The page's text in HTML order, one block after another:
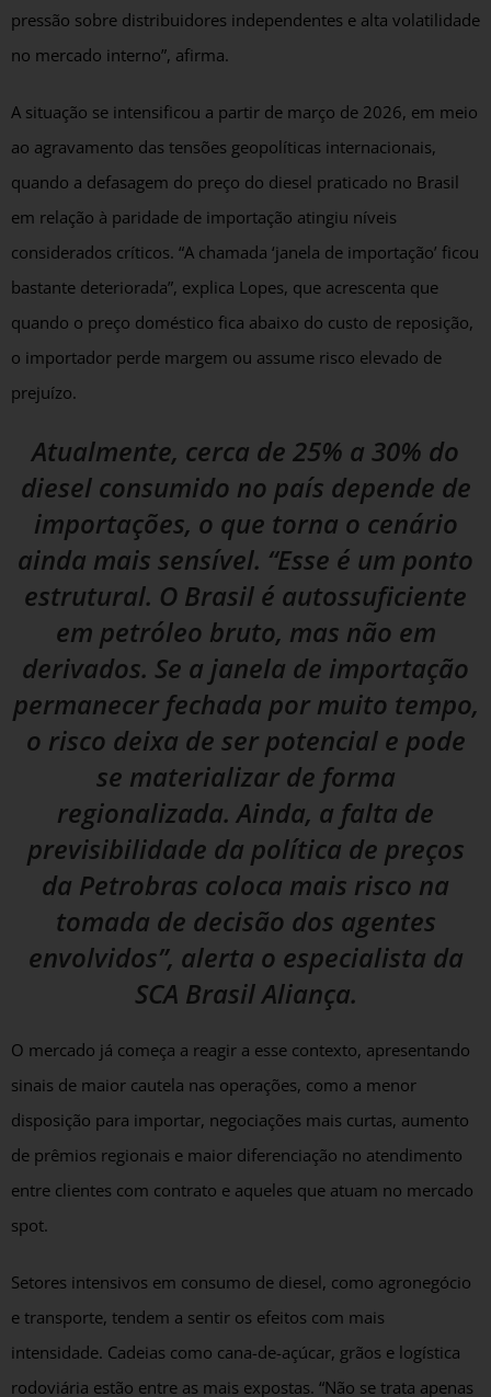
pressão sobre distribuidores independentes e alta volatilidade
no mercado interno”, afirma.
A situação se intensificou a partir de março de 2026, em meio
ao agravamento das tensões geopolíticas internacionais,
quando a defasagem do preço do diesel praticado no Brasil
em relação à paridade de importação atingiu níveis
considerados críticos. “A chamada ‘janela de importação’ ficou
bastante deteriorada”, explica Lopes, que acrescenta que
quando o preço doméstico fica abaixo do custo de reposição,
o importador perde margem ou assume risco elevado de
prejuízo.
Atualmente, cerca de 25% a 30% do
diesel consumido no país depende de
importações, o que torna o cenário
ainda mais sensível. “Esse é um ponto
estrutural. O Brasil é autossuficiente
em petróleo bruto, mas não em
derivados. Se a janela de importação
permanecer fechada por muito tempo,
o risco deixa de ser potencial e pode
se materializar de forma
regionalizada. Ainda, a falta de
previsibilidade da política de preços
da Petrobras coloca mais risco na
tomada de decisão dos agentes
envolvidos”, alerta o especialista da
SCA Brasil Aliança.
O mercado já começa a reagir a esse contexto, apresentando
sinais de maior cautela nas operações, como a menor
disposição para importar, negociações mais curtas, aumento
de prêmios regionais e maior diferenciação no atendimento
entre clientes com contrato e aqueles que atuam no mercado
spot.
Setores intensivos em consumo de diesel, como agronegócio
e transporte, tendem a sentir os efeitos com mais
intensidade. Cadeias como cana-de-açúcar, grãos e logística
rodoviária estão entre as mais expostas. “Não se trata apenas